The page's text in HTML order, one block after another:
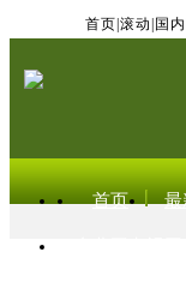
首页 滚动 国内
首页 最